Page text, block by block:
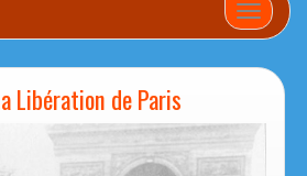
Libération de Paris